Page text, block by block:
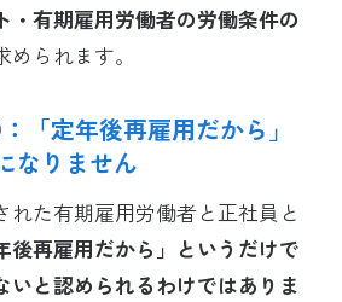
・有期雇用労働者の労働条件の
められます。
「定年後再雇用だから」
なりません
れた有期雇用労働者と正社員と
後再雇用だから」というだけで
いと認められるわけではありま